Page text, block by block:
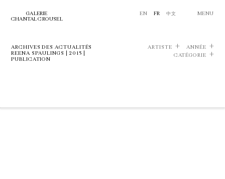
GALERIE
CHANTAL CROUSEL
EN FR 中文 MENU
ARCHIVES DES ACTUALITÉS
REENA SPAULINGS | 2015 |
PUBLICATION
ARTISTE
ANNÉE
CATÉGORIE